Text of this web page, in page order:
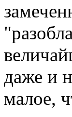
даже и
малое,